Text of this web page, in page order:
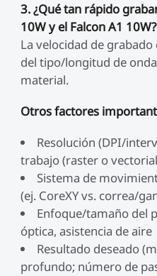
3. ¿Qué tan rápido
10W y el Falcon A1 10W?
La velocidad de
del tipo/longitud de
material.
Otros factores
Resolución (DPI/
trabajo (raster o
Sistema de
(ej. CoreXY vs. correa/
Enfoque/tamaño del
óptica, asistencia de aire
Resultado deseado
profundo; número de